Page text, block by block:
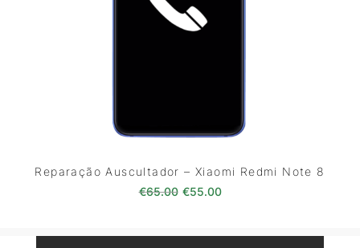
Reparação Auscultador – Xiaomi Redmi Note 8
€65.00 O preço original era: €65.00.
€55.00O preço atual é: